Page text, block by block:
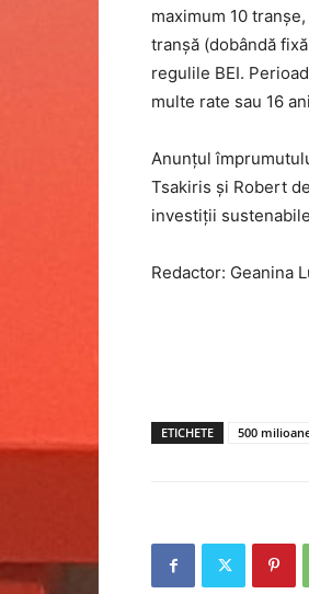
maximum 10
tranșă (dobândă
regulile BEI.
multe rate sau 16
Anunțul
Tsakiris și Robert
investiții
Redactor: Geanina
ETICHETE 500